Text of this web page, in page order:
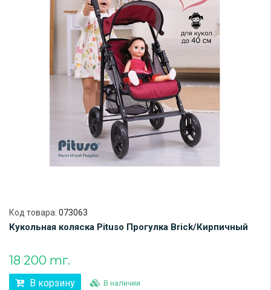
Код товара: 073063
Кукольная коляска Pituso Прогулка Brick/Кирпичный
18 200 тг.
В корзину В наличии